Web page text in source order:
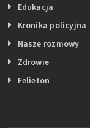
Edukacja
Kronika policyjna
Nasze rozmowy
Zdrowie
Felieton